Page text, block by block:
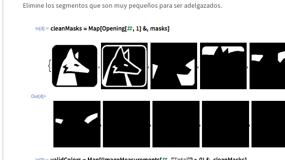
Elimine los segmentos que son muy pequeños para ser adelgazados.
In[4]:=
Out[4]=